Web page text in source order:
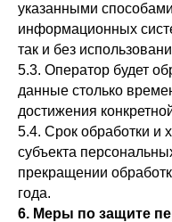
указанными
информационных
так и без
5.3. Оператор будет
данные столько
достижения
5.4. Срок обработки и
субъекта
прекращении
года.
6. Меры по защите